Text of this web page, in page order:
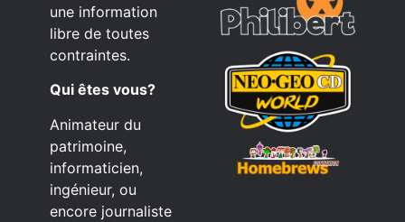
une information
libre de toutes
contraintes.
Qui êtes vous?
Animateur du
patrimoine,
informaticien,
ingénieur, ou
encore journaliste